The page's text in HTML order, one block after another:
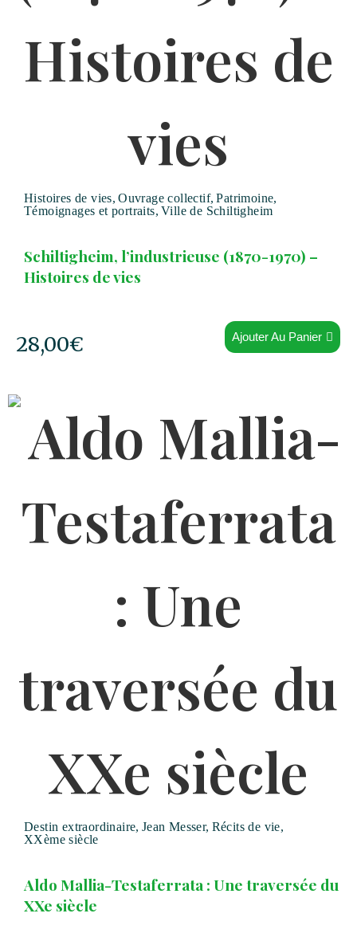
Histoires de vies, Ouvrage collectif, Patrimoine,
Témoignages et portraits, Ville de Schiltigheim
Schiltigheim, l’industrieuse (1870-1970) –
Histoires de vies
28,00€ Ajouter Au Panier
Destin extraordinaire, Jean Messer, Récits de vie,
XXème siècle
Aldo Mallia-Testaferrata : Une traversée du
XXe siècle